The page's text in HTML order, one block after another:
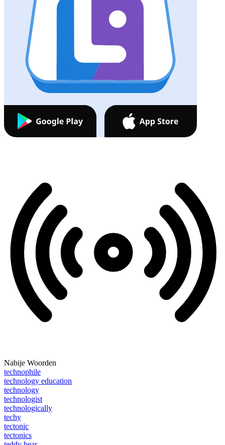
Nabije Woorden
technophile
technology education
technology
technologist
technologically
techy
tectonic
tectonics